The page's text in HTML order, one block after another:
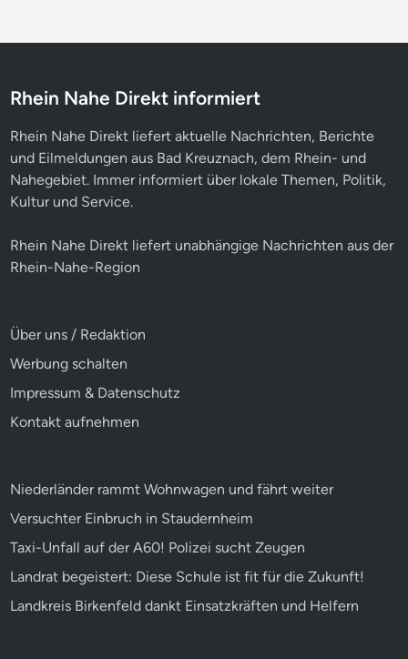
Rhein Nahe Direkt informiert
Rhein Nahe Direkt liefert aktuelle Nachrichten, Berichte
und Eilmeldungen aus Bad Kreuznach, dem Rhein- und
Nahegebiet. Immer informiert über lokale Themen, Politik,
Kultur und Service.
Rhein Nahe Direkt liefert unabhängige Nachrichten aus der
Rhein-Nahe-Region
Über uns / Redaktion
Werbung schalten
Impressum & Datenschutz
Kontakt aufnehmen
Niederländer rammt Wohnwagen und fährt weiter
Versuchter Einbruch in Staudernheim
Taxi-Unfall auf der A60! Polizei sucht Zeugen
Landrat begeistert: Diese Schule ist fit für die Zukunft!
Landkreis Birkenfeld dankt Einsatzkräften und Helfern